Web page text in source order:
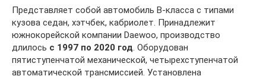
Представляет собой автомобиль B-класса с типами
кузова седан, хэтчбек, кабриолет. Принадлежит
южнокорейской компании Daewoo, производство
длилось с 1997 по 2020 год. Оборудован
пятиступенчатой механической, четырехступенчатой
автоматической трансмиссией. Установлена